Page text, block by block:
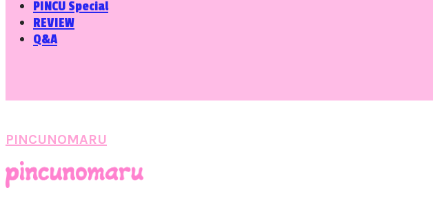
PINCU Special
REVIEW
Q&A
PINCUNOMARU